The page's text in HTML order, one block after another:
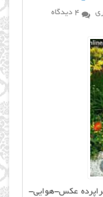
4 دیدگاه
عکس-هوایی-